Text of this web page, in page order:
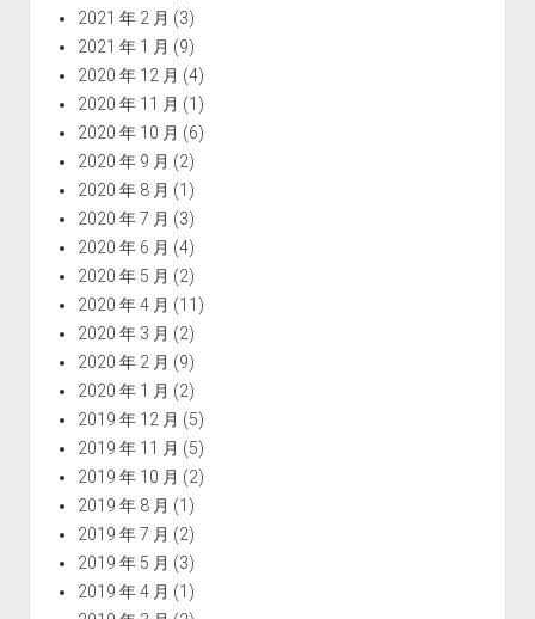
2021 年 2 月 (3)
2021 年 1 月 (9)
2020 年 12 月 (4)
2020 年 11 月 (1)
2020 年 10 月 (6)
2020 年 9 月 (2)
2020 年 8 月 (1)
2020 年 7 月 (3)
2020 年 6 月 (4)
2020 年 5 月 (2)
2020 年 4 月 (11)
2020 年 3 月 (2)
2020 年 2 月 (9)
2020 年 1 月 (2)
2019 年 12 月 (5)
2019 年 11 月 (5)
2019 年 10 月 (2)
2019 年 8 月 (1)
2019 年 7 月 (2)
2019 年 5 月 (3)
2019 年 4 月 (1)